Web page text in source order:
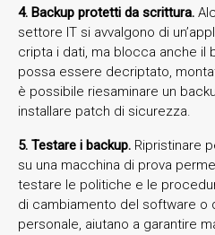
4. Backup protetti da scrittura.
settore IT si avvalgono di
cripta i dati, ma blocca anche il
possa essere decriptato,
è possibile riesaminare un
installare patch di sicurezza.
5. Testare i backup. Ripristinare
su una macchina di prova
testare le politiche e le
di cambiamento del software o
personale, aiutano a garantire